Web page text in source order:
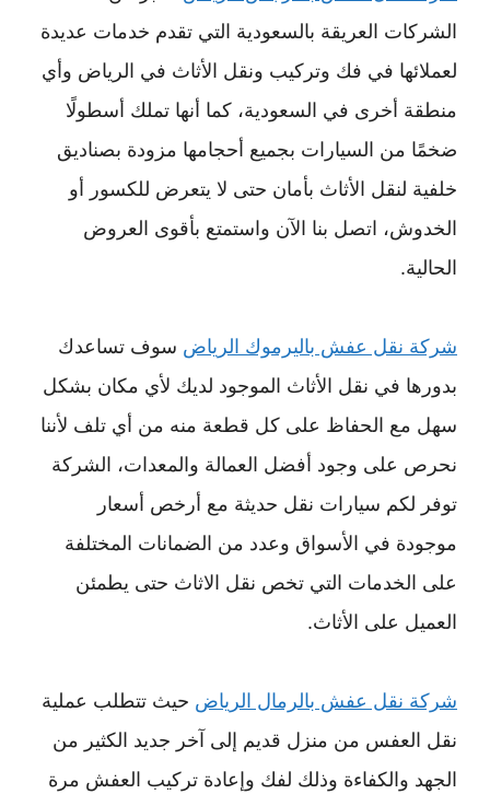
الشركات العريقة بالسعودية التي تقدم خدمات عديدة
لعملائها في فك وتركيب ونقل الأثاث في الرياض وأي
منطقة أخرى في السعودية، كما أنها تملك أسطولًا
ضخمًا من السيارات بجميع أحجامها مزودة بصناديق
خلفية لنقل الأثاث بأمان حتى لا يتعرض للكسور أو
الخدوش، اتصل بنا الآن واستمتع بأقوى العروض
الحالية.
شركة نقل عفش باليرموك الرياض سوف تساعدك
بدورها في نقل الأثاث الموجود لديك لأي مكان بشكل
سهل مع الحفاظ على كل قطعة منه من أي تلف لأننا
نحرص على وجود أفضل العمالة والمعدات، الشركة
توفر لكم سيارات نقل حديثة مع أرخص أسعار
موجودة في الأسواق وعدد من الضمانات المختلفة
على الخدمات التي تخص نقل الاثاث حتى يطمئن
العميل على الأثاث.
شركة نقل عفش بالرمال الرياض حيث تتطلب عملية
نقل العفس من منزل قديم إلى آخر جديد الكثير من
الجهد والكفاءة وذلك لفك وإعادة تركيب العفش مرة